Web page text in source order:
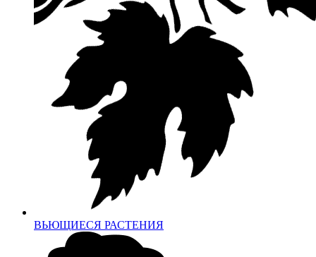
ВЬЮЩИЕСЯ РАСТЕНИЯ